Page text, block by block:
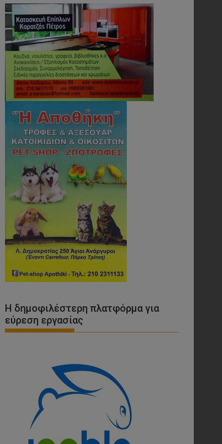
Η δημοφιλέστερη πλατφόρμα για
εύρεση εργασίας